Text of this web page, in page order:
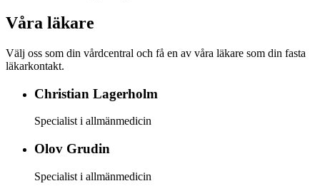
Våra läkare
Välj oss som din vårdcentral och få en av våra läkare som din fasta
läkarkontakt.
Christian Lagerholm
Specialist i allmänmedicin
Olov Grudin
Specialist i allmänmedicin